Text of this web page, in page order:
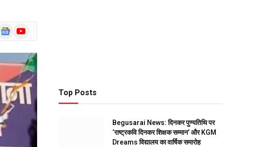
GoogleYouTube
Top Posts
Begusarai News: दिनकर पुण्यतिथि पर
‘राष्ट्रकवि दिनकर शिक्षक सम्मान’ और KGM
Dreams विद्यालय का वार्षिक समारोह